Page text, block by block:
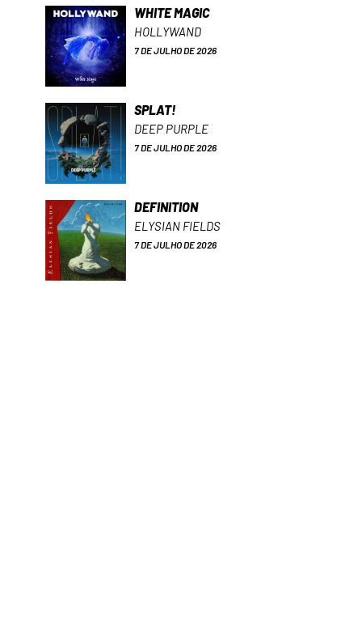
WHITE MAGIC
HOLLYWAND
7 DE JULHO DE 2026
SPLAT!
DEEP PURPLE
7 DE JULHO DE 2026
DEFINITION
ELYSIAN FIELDS
7 DE JULHO DE 2026